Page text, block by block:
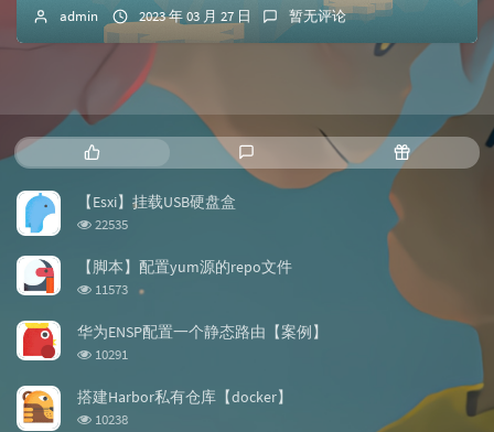
admin 2023 年 03 月 27 日 暂无评论
热
门
文
章
新
随
机
【Esxi】挂载USB硬盘盒
浏
次
数:
22535
【脚本】配置yum源的repo文件
浏
次
数:
11573
华为ENSP配置一个静态路由【案例】
浏
次
数:
10291
搭建Harbor私有仓库【docker】
浏
10238